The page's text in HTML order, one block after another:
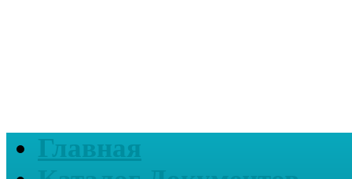
Главная